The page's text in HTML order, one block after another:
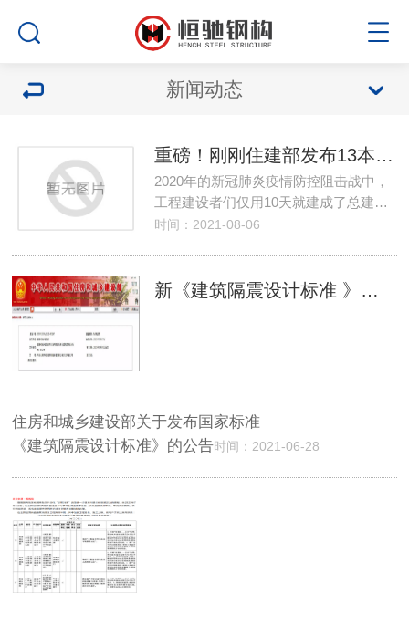
新闻动态
重磅！刚刚住建部发布13本强制性工程规范，全部条文必须严格执行！废止一大批强制性条文
2020年的新冠肺炎疫情防控阻击战中，
工程建设者们仅用10天就建成了总建…
时间：2021-08-06
新《建筑隔震设计标准 》—— 9月1日起实施
住房和城乡建设部关于发布国家标准
《建筑隔震设计标准》的公告时间：2021-06-28